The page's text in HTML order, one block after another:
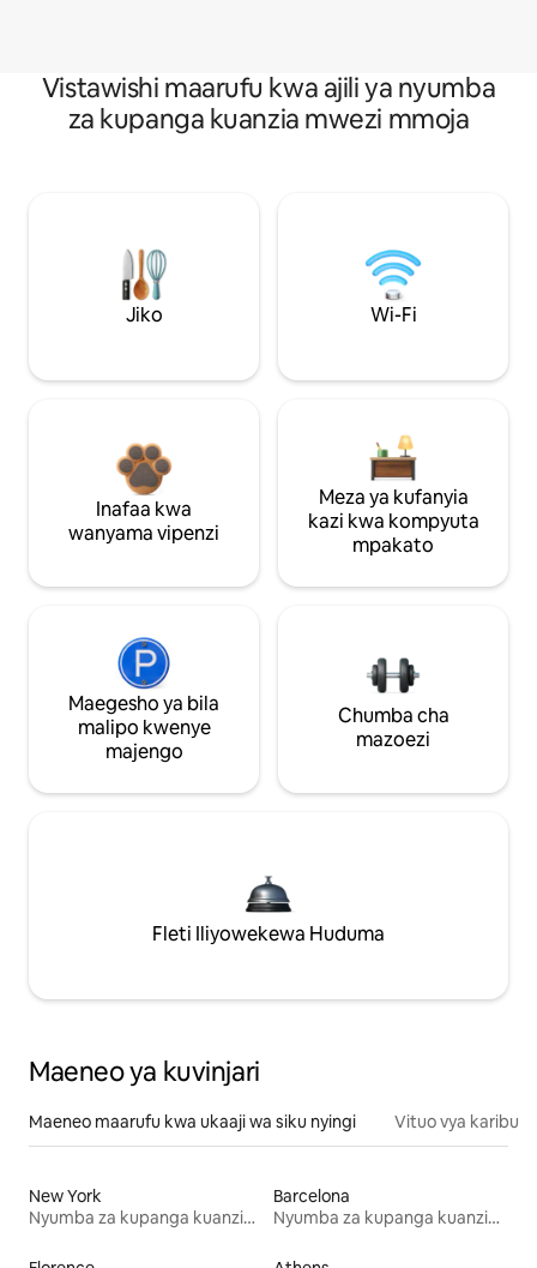
Vistawishi maarufu kwa ajili ya nyumba
za kupanga kuanzia mwezi mmoja
Jiko Wi-Fi
Inafaa kwa
wanyama vipenzi
Meza ya kufanyia
kazi kwa kompyuta
mpakato
Maegesho ya bila
malipo kwenye
majengo
Chumba cha
mazoezi
Fleti Iliyowekewa Huduma
Maeneo ya kuvinjari
Maeneo maarufu kwa ukaaji wa siku nyingi Vituo vya karibu
New York
Nyumba za kupanga kuanzia mwezi mmoja
Barcelona
Nyumba za kupanga kuanzia mwezi mmoja